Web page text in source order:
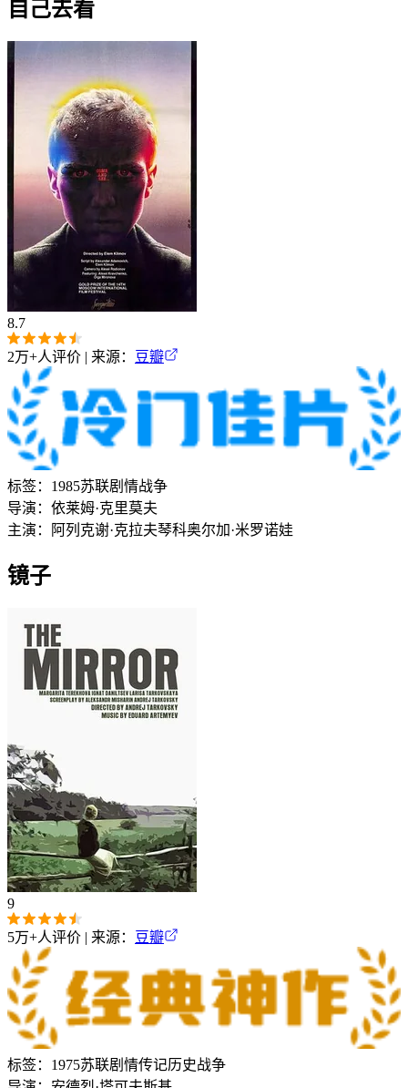
自己去看
8.7
2万+人评价 | 来源： 豆瓣
标签： 1985苏联剧情战争
导演： 依莱姆·克里莫夫
主演：
阿列克谢·克拉夫琴科奥尔加·米罗诺娃
镜子
9
5万+人评价 | 来源： 豆瓣
标签： 1975苏联剧情传记历史战争